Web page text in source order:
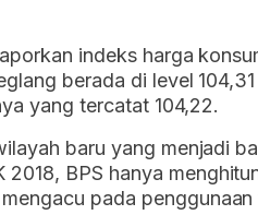
indeks harga
berada di level
yang tercatat 104,22.
baru yang menjadi
2018, BPS hanya
pada